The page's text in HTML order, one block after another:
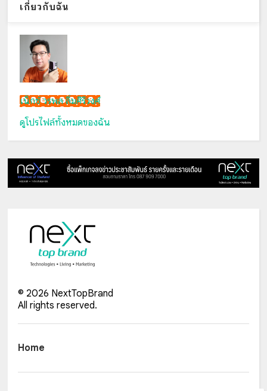
เกี่ยวกับฉัน
เน็กซ์ วรพล ลิ่มศิริวงศ์
ดูโปรไฟล์ทั้งหมดของฉัน
© 2026 NextTopBrand
All rights reserved.
Home